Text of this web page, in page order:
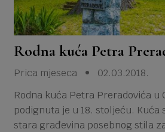
Rodna kuća Petra
Prica mjeseca • 02.03.2018.
Rodna kuća Petra Preradovića u
podignuta je u 18. stoljeću. Kuća
stara građevina posebnog stila